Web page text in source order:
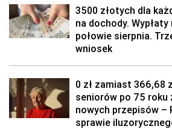
3500 złotych dla
na dochody.
połowie sierpnia.
wniosek
0 zł zamiast 366,68
seniorów po 75 roku
nowych przepisów –
sprawie